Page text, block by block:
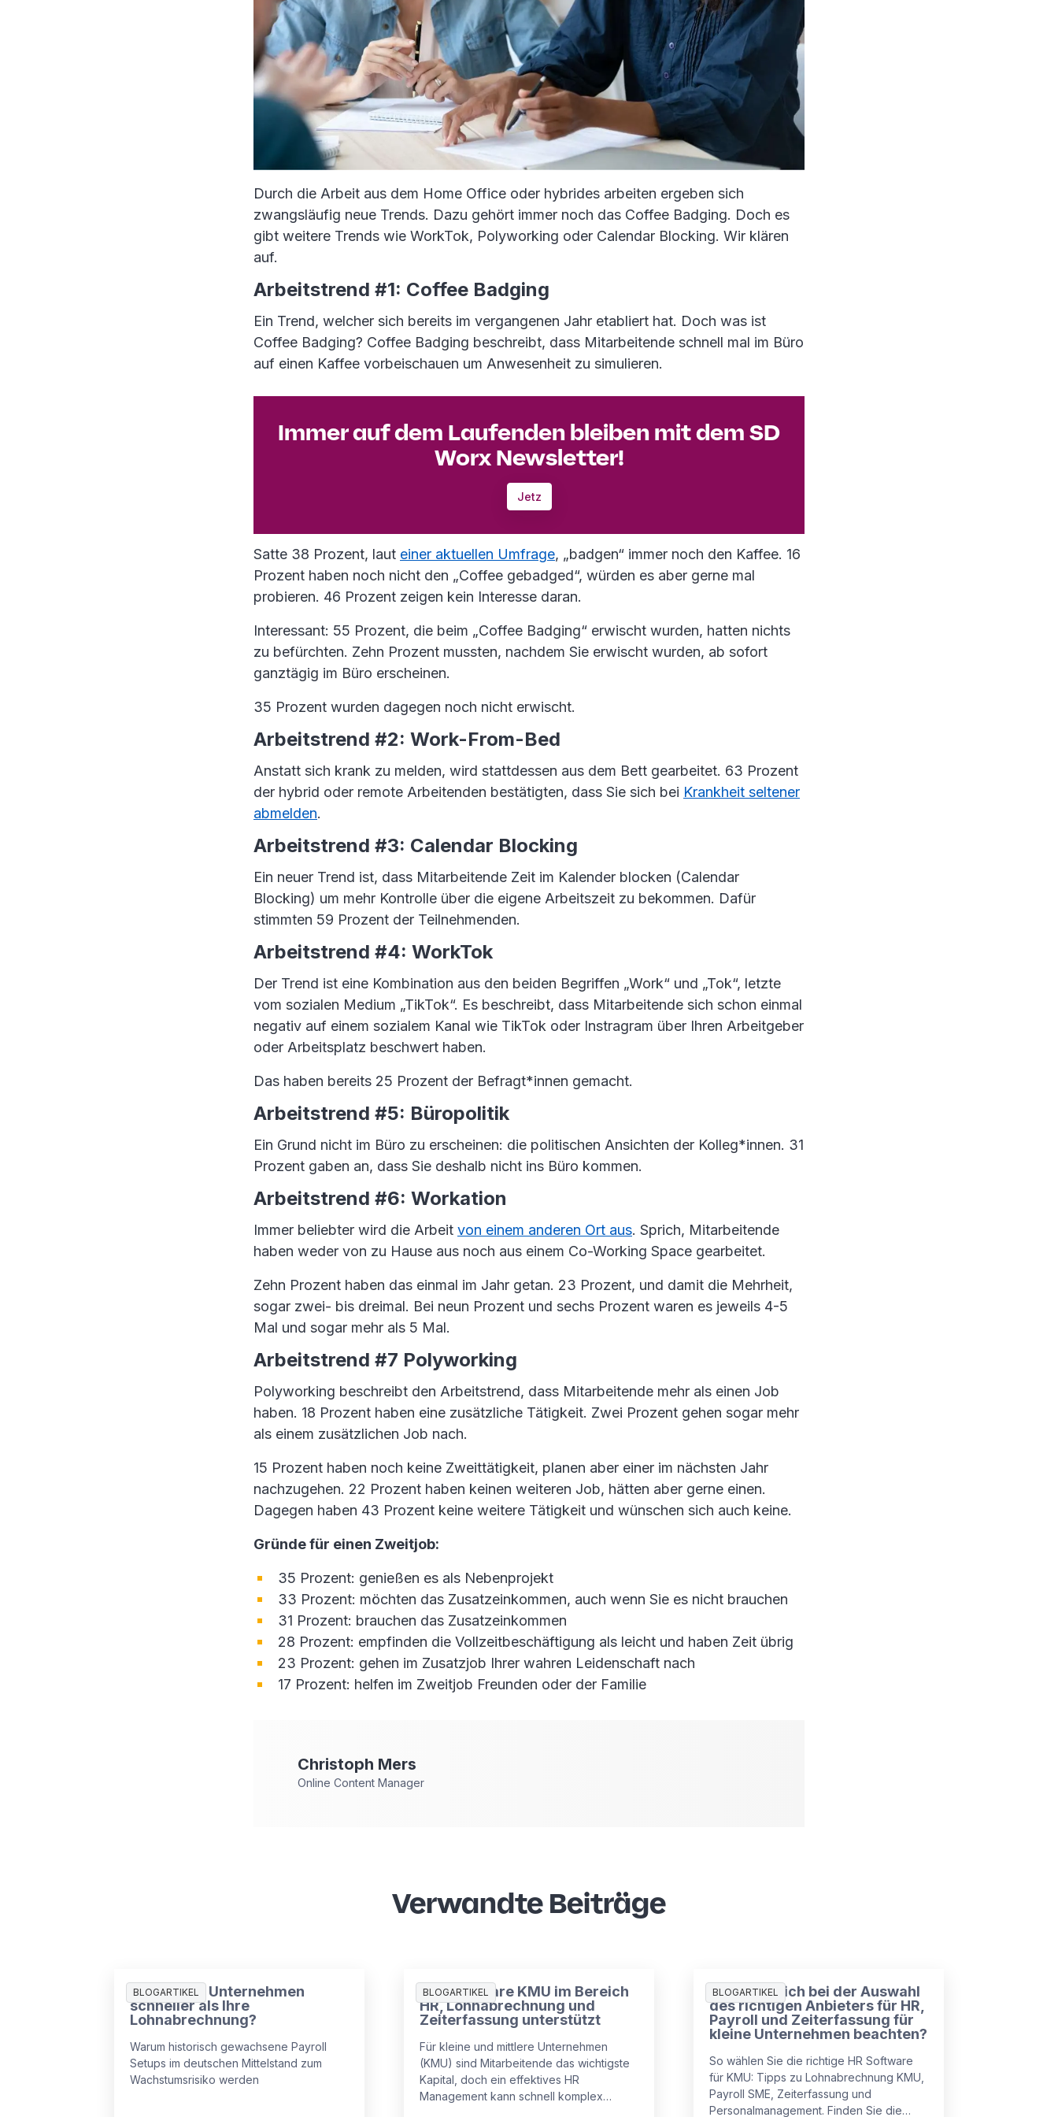
Durch die Arbeit aus dem Home Office oder hybrides arbeiten ergeben sich
zwangsläufig neue Trends. Dazu gehört immer noch das Coffee Badging. Doch es
gibt weitere Trends wie WorkTok, Polyworking oder Calendar Blocking. Wir klären
auf.
Arbeitstrend #1: Coffee Badging
Ein Trend, welcher sich bereits im vergangenen Jahr etabliert hat. Doch was ist
Coffee Badging? Coffee Badging beschreibt, dass Mitarbeitende schnell mal im Büro
auf einen Kaffee vorbeischauen um Anwesenheit zu simulieren.
Immer auf dem Laufenden bleiben mit dem SD
Worx Newsletter!
Jetz
Satte 38 Prozent, laut einer aktuellen Umfrage, „badgen“ immer noch den Kaffee. 16
Prozent haben noch nicht den „Coffee gebadged“, würden es aber gerne mal
probieren. 46 Prozent zeigen kein Interesse daran.
Interessant: 55 Prozent, die beim „Coffee Badging“ erwischt wurden, hatten nichts
zu befürchten. Zehn Prozent mussten, nachdem Sie erwischt wurden, ab sofort
ganztägig im Büro erscheinen.
35 Prozent wurden dagegen noch nicht erwischt.
Arbeitstrend #2: Work-From-Bed
Anstatt sich krank zu melden, wird stattdessen aus dem Bett gearbeitet. 63 Prozent
der hybrid oder remote Arbeitenden bestätigten, dass Sie sich bei Krankheit seltener
abmelden.
Arbeitstrend #3: Calendar Blocking
Ein neuer Trend ist, dass Mitarbeitende Zeit im Kalender blocken (Calendar
Blocking) um mehr Kontrolle über die eigene Arbeitszeit zu bekommen. Dafür
stimmten 59 Prozent der Teilnehmenden.
Arbeitstrend #4: WorkTok
Der Trend ist eine Kombination aus den beiden Begriffen „Work“ und „Tok“, letzte
vom sozialen Medium „TikTok“. Es beschreibt, dass Mitarbeitende sich schon einmal
negativ auf einem sozialem Kanal wie TikTok oder Instragram über Ihren Arbeitgeber
oder Arbeitsplatz beschwert haben.
Das haben bereits 25 Prozent der Befragt*innen gemacht.
Arbeitstrend #5: Büropolitik
Ein Grund nicht im Büro zu erscheinen: die politischen Ansichten der Kolleg*innen. 31
Prozent gaben an, dass Sie deshalb nicht ins Büro kommen.
Arbeitstrend #6: Workation
Immer beliebter wird die Arbeit von einem anderen Ort aus. Sprich, Mitarbeitende
haben weder von zu Hause aus noch aus einem Co-Working Space gearbeitet.
Zehn Prozent haben das einmal im Jahr getan. 23 Prozent, und damit die Mehrheit,
sogar zwei- bis dreimal. Bei neun Prozent und sechs Prozent waren es jeweils 4-5
Mal und sogar mehr als 5 Mal.
Arbeitstrend #7 Polyworking
Polyworking beschreibt den Arbeitstrend, dass Mitarbeitende mehr als einen Job
haben. 18 Prozent haben eine zusätzliche Tätigkeit. Zwei Prozent gehen sogar mehr
als einem zusätzlichen Job nach.
15 Prozent haben noch keine Zweittätigkeit, planen aber einer im nächsten Jahr
nachzugehen. 22 Prozent haben keinen weiteren Job, hätten aber gerne einen.
Dagegen haben 43 Prozent keine weitere Tätigkeit und wünschen sich auch keine.
Gründe für einen Zweitjob:
35 Prozent: genießen es als Nebenprojekt
33 Prozent: möchten das Zusatzeinkommen, auch wenn Sie es nicht brauchen
31 Prozent: brauchen das Zusatzeinkommen
28 Prozent: empfinden die Vollzeitbeschäftigung als leicht und haben Zeit übrig
23 Prozent: gehen im Zusatzjob Ihrer wahren Leidenschaft nach
17 Prozent: helfen im Zweitjob Freunden oder der Familie
Christoph Mers
Online Content Manager
Verwandte Beiträge
BLOGARTIKEL
Wächst Ihr Unternehmen
schneller als Ihre
Lohnabrechnung?
Warum historisch gewachsene Payroll
Setups im deutschen Mittelstand zum
Wachstumsrisiko werden
BLOGARTIKEL
Wie Software KMU im Bereich
HR, Lohnabrechnung und
Zeiterfassung unterstützt
Für kleine und mittlere Unternehmen
(KMU) sind Mitarbeitende das wichtigste
Kapital, doch ein effektives HR
Management kann schnell komplex
BLOGARTIKEL
Was muss ich bei der Auswahl
des richtigen Anbieters für HR,
Payroll und Zeiterfassung für
kleine Unternehmen beachten?
So wählen Sie die richtige HR Software
für KMU: Tipps zu Lohnabrechnung KMU,
Payroll SME, Zeiterfassung und
Personalmanagement. Finden Sie die